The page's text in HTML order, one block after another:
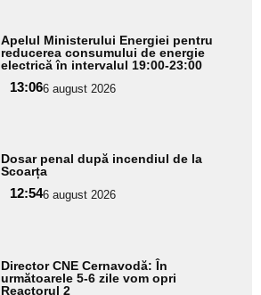
Apelul Ministerului Energiei pentru
reducerea consumului de energie
electrică în intervalul 19:00-23:00
13:066 august 2026
Dosar penal după incendiul de la
Scoarța
12:546 august 2026
Director CNE Cernavodă: În
următoarele 5-6 zile vom opri
Reactorul 2